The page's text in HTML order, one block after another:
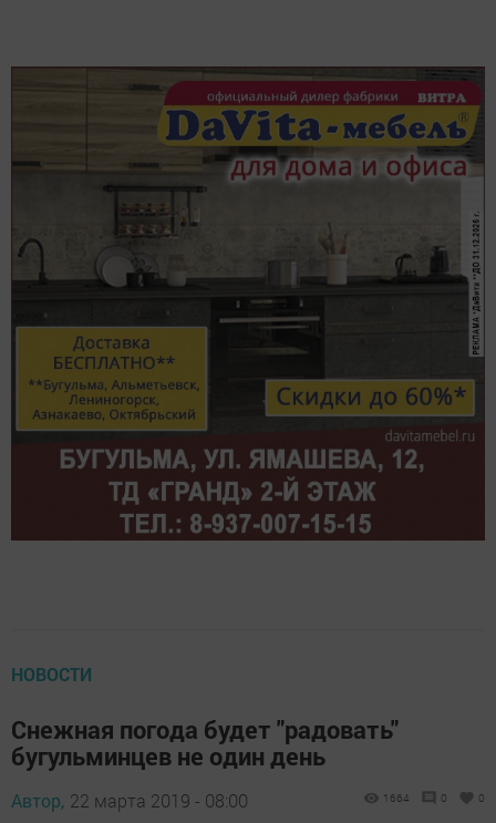
НОВОСТИ
Снежная погода будет "радовать"
бугульминцев не один день
Автор, 22 марта 2019 - 08:00 1664 0 0